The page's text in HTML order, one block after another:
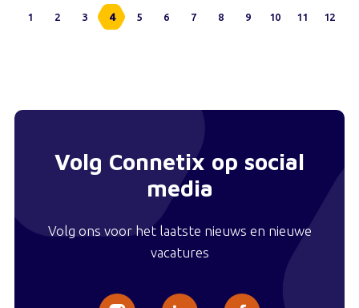
1 2 3 4 5 6 7 8 9 10 11 12
Volg Connetix op social
media
Volg ons voor het laatste nieuws en nieuwe
vacatures